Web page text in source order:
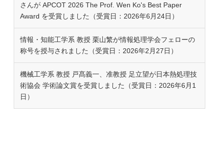
さんが APCOT 2026 The Prof. Wen Ko's Best Paper
Award を受賞しました（受賞日：2026年6月24日）
情報・知能工学系 教授 栗山繁が情報処理学会フェローの
称号を授与されました（受賞日：2026年2月27日）
機械工学系 教授 戸髙義一、准教授 足立望が日本熱処理技
術協会 学術論文賞を受賞しました（受賞日：2026年6月1
日）